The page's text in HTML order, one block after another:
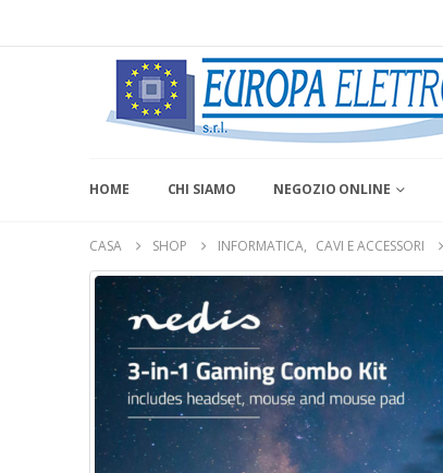
HOME CHI SIAMO NEGOZIO ONLINE
CASA SHOP INFORMATICA, CAVI E ACCESSORI